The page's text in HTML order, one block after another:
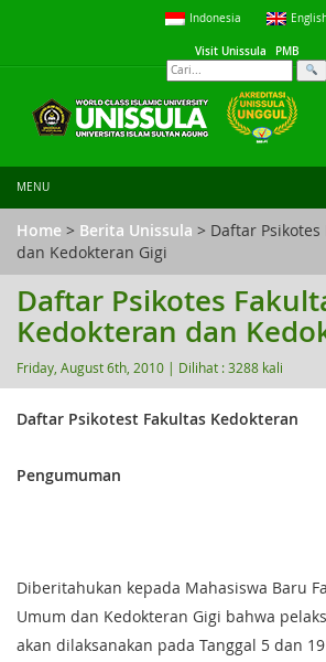
Indonesia
Visit Unissula PMB
MENU
Home > Berita Unissula > Daftar
dan Kedokteran Gigi
Daftar Psikotes
Kedokteran dan
Friday, August 6th, 2010 | Dilihat : 3288 kali
Daftar Psikotest Fakultas Kedokteran
Pengumuman
Diberitahukan kepada Mahasiswa Baru
Umum dan Kedokteran Gigi bahwa
akan dilaksanakan pada Tanggal 5 dan